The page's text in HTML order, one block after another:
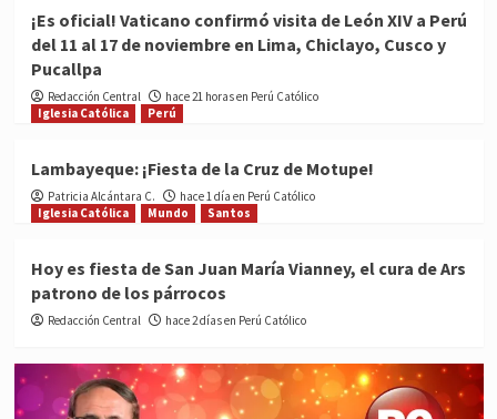
¡Es oficial! Vaticano confirmó visita de León XIV a Perú
del 11 al 17 de noviembre en Lima, Chiclayo, Cusco y
Pucallpa
Redacción Central
hace 21 horas en Perú Católico
Iglesia Católica
Perú
Lambayeque: ¡Fiesta de la Cruz de Motupe!
Patricia Alcántara C.
hace 1 día en Perú Católico
Iglesia Católica
Mundo Santos
Hoy es fiesta de San Juan María Vianney, el cura de Ars
patrono de los párrocos
Redacción Central hace 2 días en Perú Católico